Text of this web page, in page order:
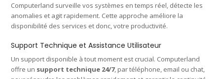
Computerland surveille vos systèmes en temps réel, détecte les
anomalies et agit rapidement. Cette approche améliore la
disponibilité des services et donc, votre productivité.
Support Technique et Assistance Utilisateur
Un support disponible à tout moment est crucial. Computerland
offre un support technique 24/7, par téléphone, email ou chat,